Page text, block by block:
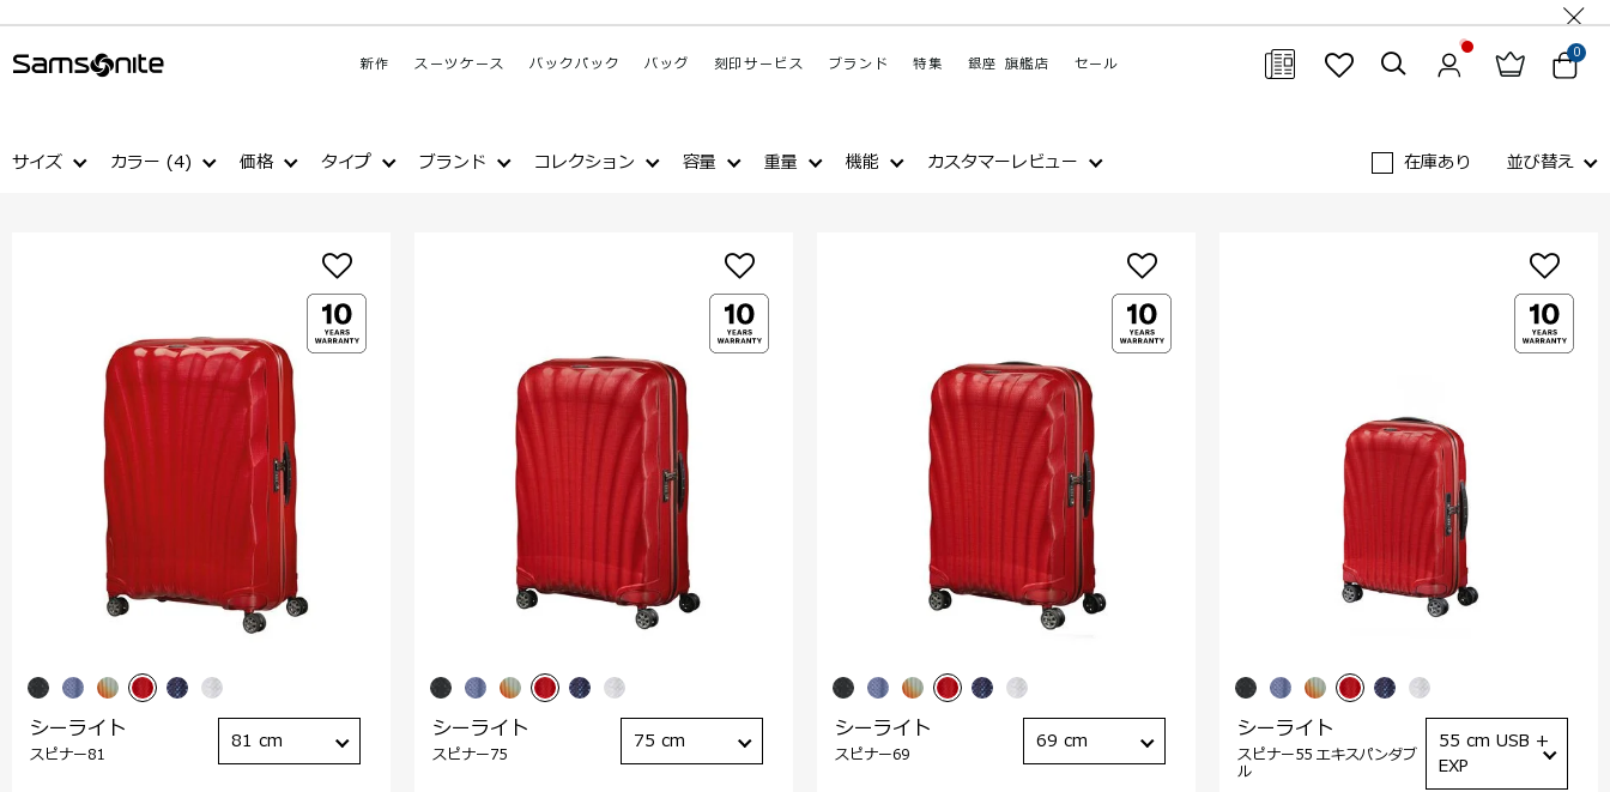
新作 スーツケース バックパック バッグ 刻印サービス ブランド 特集 銀座 旗艦店 セール
0
閉じる
サイズ カラー (4) 価格 タイプ ブランド コレクション 容量 重量 機能 カスタマーレビュー 在庫あり 並び替え
シーライト
スピナー81
81 cm シーライト
スピナー75
75 cm シーライト
スピナー69
69 cm シーライト
スピナー55 エキスパンダブ
ル
55 cm USB +
EXP